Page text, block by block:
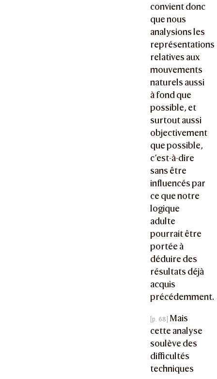
convient donc
que nous
analysions les
représentations
relatives aux
mouvements
naturels aussi
à fond que
possible, et
surtout aussi
objectivement
que possible,
c’est-à-dire
sans être
influencés par
ce que notre
logique
adulte
pourrait être
portée à
déduire des
résultats déjà
acquis
précédemment.
Mais
cette analyse
soulève des
difficultés
techniques